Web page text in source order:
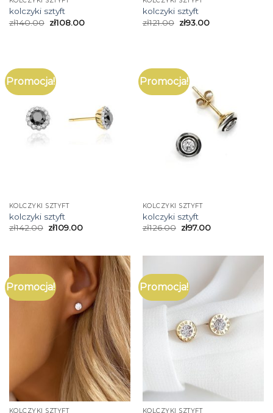
kolczyki sztyft
zł140.00 zł108.00
kolczyki sztyft
zł121.00 zł93.00
Promocja!
KOLCZYKI SZTYFT
kolczyki sztyft
zł142.00 zł109.00
Promocja!
KOLCZYKI SZTYFT
kolczyki sztyft
zł126.00 zł97.00
Promocja!
KOLCZYKI SZTYFT
Promocja!
KOLCZYKI SZTYFT